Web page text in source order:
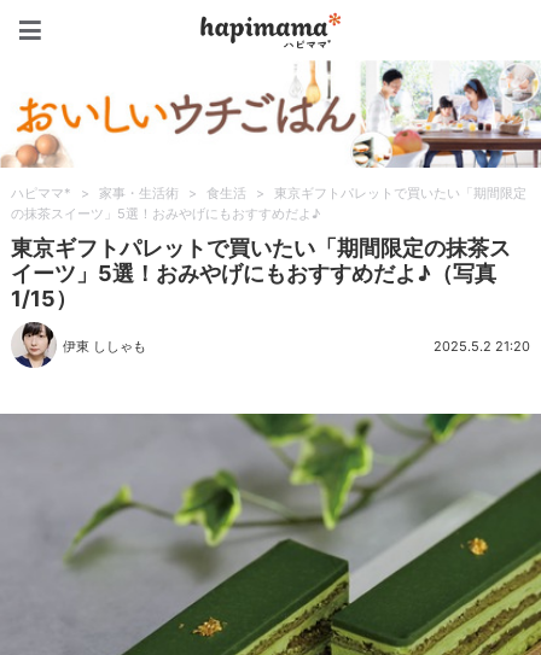
ハピママ* > 家事・生活術 > 食生活 >
東京ギフトパレットで買いたい「期間限定
の抹茶スイーツ」5選！おみやげにもおすすめだよ♪
東京ギフトパレットで買いたい「期間限定の抹茶ス
イーツ」5選！おみやげにもおすすめだよ♪（写真
1/15）
伊東 ししゃも 2025.5.2 21:20